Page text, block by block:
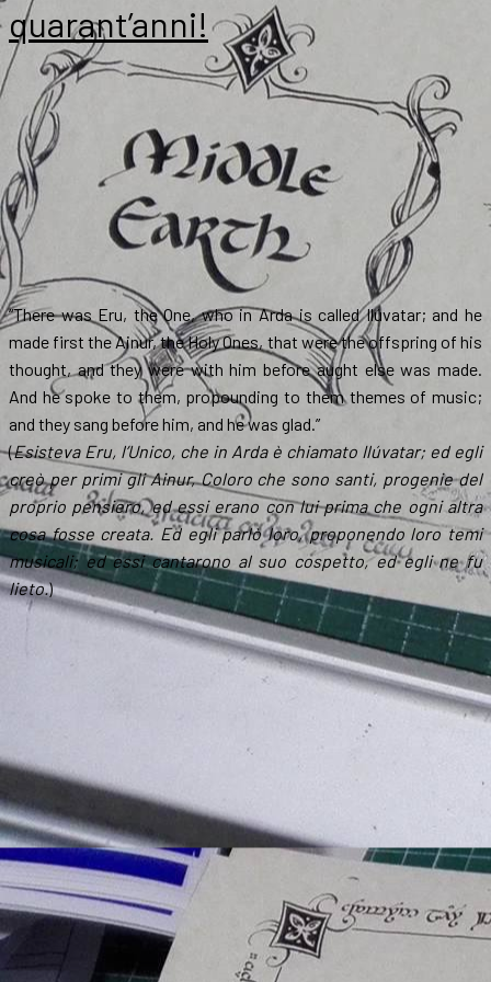
dalla
Tolkien
Estate
quarant’anni!
“There was Eru, the One, who in Arda is called Ilúvatar; and he
made first the Ainur, the Holy Ones, that were the offspring of his
thought, and they were with him before aught else was made.
And he spoke to them, propounding to them themes of music;
and they sang before him, and he was glad.”
(Esisteva Eru, l’Unico, che in Arda è chiamato Ilúvatar; ed egli
creò per primi gli Ainur, Coloro che sono santi, progenie del
proprio pensiero, ed essi erano con lui prima che ogni altra
cosa fosse creata. Ed egli parlò loro, proponendo loro temi
musicali; ed essi cantarono al suo cospetto, ed egli ne fu
lieto.)